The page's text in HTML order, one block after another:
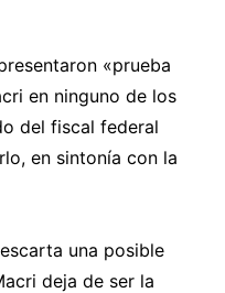
«prueba
en ninguno de los
del fiscal federal
en sintonía con la
una posible
deja de ser la